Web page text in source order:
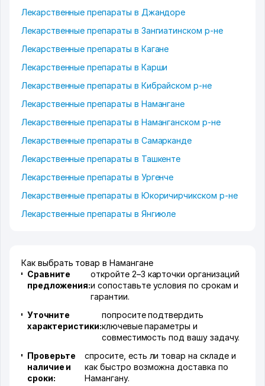
Лекарственные препараты в Джандоре
Лекарственные препараты в Зангиатинском р-не
Лекарственные препараты в Кагане
Лекарственные препараты в Карши
Лекарственные препараты в Кибрайском р-не
Лекарственные препараты в Намангане
Лекарственные препараты в Наманганском р-не
Лекарственные препараты в Самарканде
Лекарственные препараты в Ташкенте
Лекарственные препараты в Ургенче
Лекарственные препараты в Юкоричирчикском р-не
Лекарственные препараты в Янгиюле
Как выбрать товар в Намангане
Сравните
предложения:
откройте 2–3 карточки организаций
и сопоставьте условия по срокам и
гарантии.
Уточните
характеристики:
попросите подтвердить
ключевые параметры и
совместимость под вашу задачу.
Проверьте
наличие и
сроки:
спросите, есть ли товар на складе и
как быстро возможна доставка по
Намангану.